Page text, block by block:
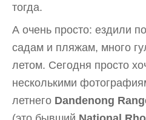
тогда.
А очень просто: ездили
садам и пляжам, много
летом. Сегодня просто
несколькими
летнего Dandenong